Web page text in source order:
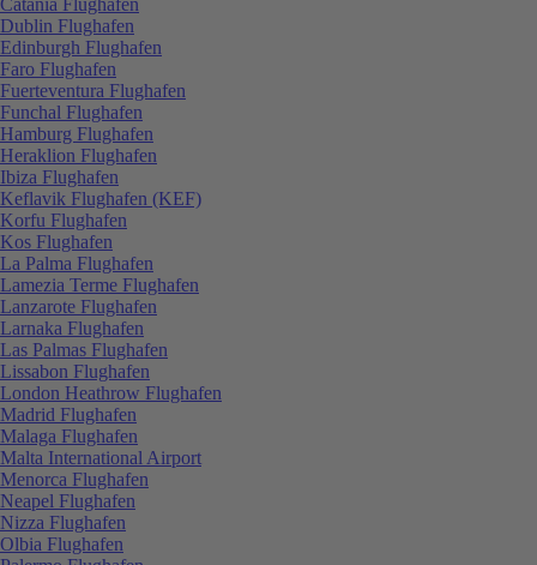
Dublin Flughafen
Edinburgh Flughafen
Faro Flughafen
Fuerteventura Flughafen
Funchal Flughafen
Hamburg Flughafen
Heraklion Flughafen
Ibiza Flughafen
Keflavik Flughafen (KEF)
Korfu Flughafen
Kos Flughafen
La Palma Flughafen
Lamezia Terme Flughafen
Lanzarote Flughafen
Larnaka Flughafen
Las Palmas Flughafen
Lissabon Flughafen
London Heathrow Flughafen
Madrid Flughafen
Malaga Flughafen
Malta International Airport
Menorca Flughafen
Neapel Flughafen
Nizza Flughafen
Olbia Flughafen